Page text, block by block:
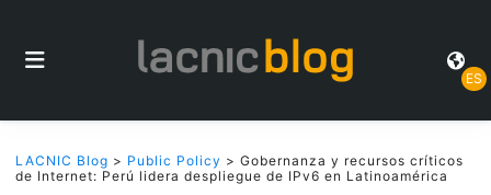
ES
LACNIC Blog > Public Policy > Gobernanza y recursos críticos
de Internet: Perú lidera despliegue de IPv6 en Latinoamérica